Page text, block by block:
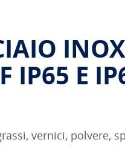
IP65 E
vernici, polvere,